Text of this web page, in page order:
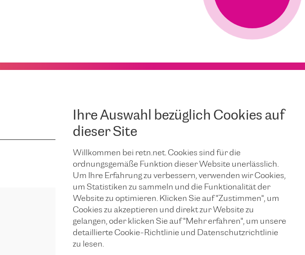
Ihre Auswahl bezüglich Cookies auf
dieser Site
Willkommen bei retn.net. Cookies sind für die
ordnungsgemäße Funktion dieser Website unerlässlich.
Um Ihre Erfahrung zu verbessern, verwenden wir Cookies,
um Statistiken zu sammeln und die Funktionalität der
Website zu optimieren. Klicken Sie auf "Zustimmen", um
Cookies zu akzeptieren und direkt zur Website zu
gelangen, oder klicken Sie auf "Mehr erfahren", um unsere
detaillierte Cookie-Richtlinie und Datenschutzrichtlinie
zu lesen.